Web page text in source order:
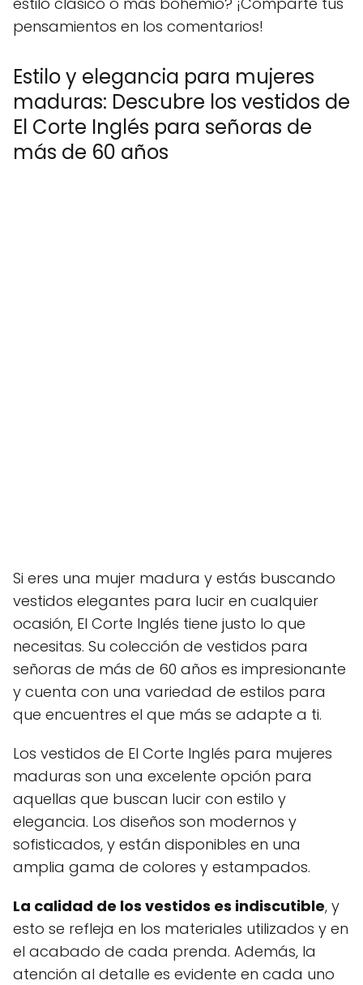
pensamientos en los comentarios!
Estilo y elegancia para mujeres
maduras: Descubre los vestidos de
El Corte Inglés para señoras de
más de 60 años
Si eres una mujer madura y estás buscando
vestidos elegantes para lucir en cualquier
ocasión, El Corte Inglés tiene justo lo que
necesitas. Su colección de vestidos para
señoras de más de 60 años es impresionante
y cuenta con una variedad de estilos para
que encuentres el que más se adapte a ti.
Los vestidos de El Corte Inglés para mujeres
maduras son una excelente opción para
aquellas que buscan lucir con estilo y
elegancia. Los diseños son modernos y
sofisticados, y están disponibles en una
amplia gama de colores y estampados.
La calidad de los vestidos es indiscutible, y
esto se refleja en los materiales utilizados y en
el acabado de cada prenda. Además, la
atención al detalle es evidente en cada uno